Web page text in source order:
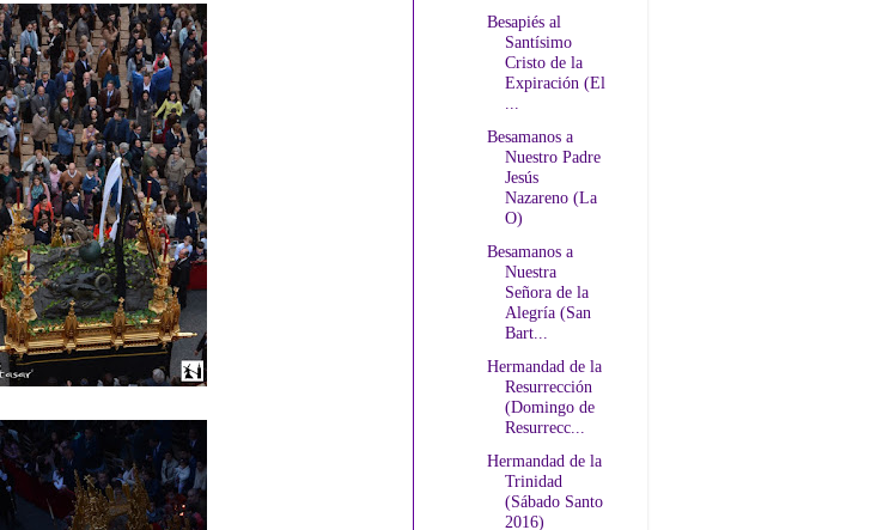
Besapiés al
Santísimo
Cristo de la
Expiración (El
...
Besamanos a
Nuestro Padre
Jesús
Nazareno (La
O)
Besamanos a
Nuestra
Señora de la
Alegría (San
Bart...
Hermandad de la
Resurrección
(Domingo de
Resurrecc...
Hermandad de la
Trinidad
(Sábado Santo
2016)